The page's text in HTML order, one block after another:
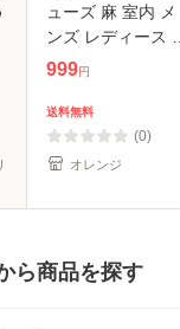
ューズ 麻 室内 メ
ンズ レディース バ
ススリッパ 軽量 可
用 履きやすい サン
ダル お手入
999円
送料無料
(0)
オレンジ
ら商品を探す